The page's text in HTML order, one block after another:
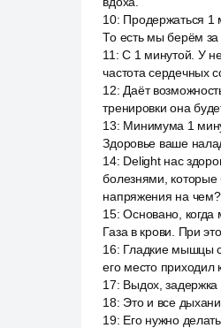
10: Продержаться 1
То есть мы берём за
11 :С 1 минутой. У
частота сердечных
12: Даёт
тренировки она
13: Минимума 1
Здоровье ваше
14: Delight нас
болезнями, которые
напряжения на чем?
15:Основано, когда
Газа в крови. При
16: Гладкие мышцы
его место приходил
17: Выдох, задержка
18: Это и все
19: Его нужно